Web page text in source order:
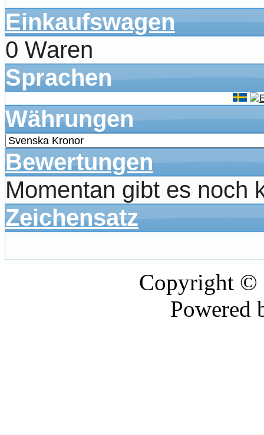
Einkaufswagen
0 Waren
Sprachen
Währungen
Bewertungen
Momentan gibt es noch
Zeichensatz
Copyright
Powered